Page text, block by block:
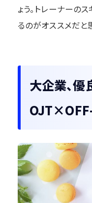
ょう。トレーナーの
るのがオススメだと
大企業、